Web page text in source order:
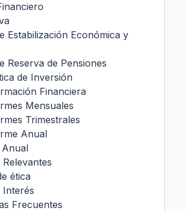
Estabilización Económica y
Reserva de Pensiones
de Inversión
Financiera
Mensuales
Trimestrales
Anual
Relevantes
ética
Interés
Frecuentes